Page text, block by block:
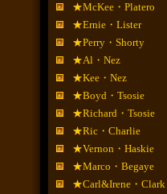
★McKee・Platero
★Ernie・Lister
★Perry・Shorty
★Al・Nez
★Kee・Nez
★Boyd・Tsosie
★Richard・Tsosie
★Ric・Charlie
★Vernon・Haskie
★Marco・Begaye
★Carl&Irene・Clark